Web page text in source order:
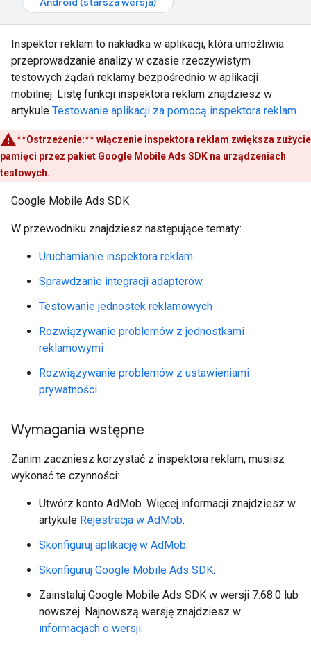
Inspektor reklam to nakładka w aplikacji, która umożliwia
przeprowadzanie analizy w czasie rzeczywistym
testowych żądań reklamy bezpośrednio w aplikacji
mobilnej. Listę funkcji inspektora reklam znajdziesz w
artykule Testowanie aplikacji za pomocą inspektora reklam.
**Ostrzeżenie:**włączenie inspektora reklam zwiększa zużycie
pamięci przez pakiet Google Mobile Ads SDK na urządzeniach
testowych.
Google Mobile Ads SDK
W przewodniku znajdziesz następujące tematy:
Uruchamianie inspektora reklam
Sprawdzanie integracji adapterów
Testowanie jednostek reklamowych
Rozwiązywanie problemów z jednostkami
reklamowymi
Rozwiązywanie problemów z ustawieniami
prywatności
Wymagania wstępne
Zanim zaczniesz korzystać z inspektora reklam, musisz
wykonać te czynności:
Utwórz konto AdMob. Więcej informacji znajdziesz w
artykule Rejestracja w AdMob.
Skonfiguruj aplikację w AdMob.
Skonfiguruj Google Mobile Ads SDK.
Zainstaluj Google Mobile Ads SDK w wersji 7.68.0 lub
nowszej. Najnowszą wersję znajdziesz w
informacjach o wersji.